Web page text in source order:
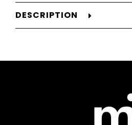
DESCRIPTION